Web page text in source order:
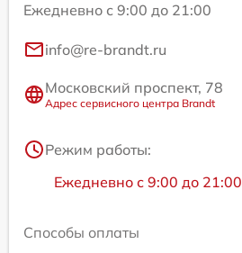
Ежедневно с 9:00 до 21:00
info@re-brandt.ru
Московский проспект, 78
Адрес сервисного центра Brandt
Режим работы:
Ежедневно с 9:00 до 21:00
Способы оплаты